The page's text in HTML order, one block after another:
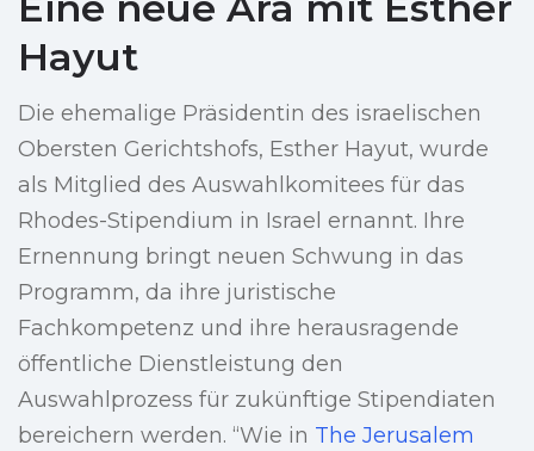
Hayut
Die ehemalige Präsidentin des israelischen
Obersten Gerichtshofs, Esther Hayut, wurde
als Mitglied des Auswahlkomitees für das
Rhodes-Stipendium in Israel ernannt. Ihre
Ernennung bringt neuen Schwung in das
Programm, da ihre juristische
Fachkompetenz und ihre herausragende
öffentliche Dienstleistung den
Auswahlprozess für zukünftige Stipendiaten
bereichern werden. “Wie in The Jerusalem